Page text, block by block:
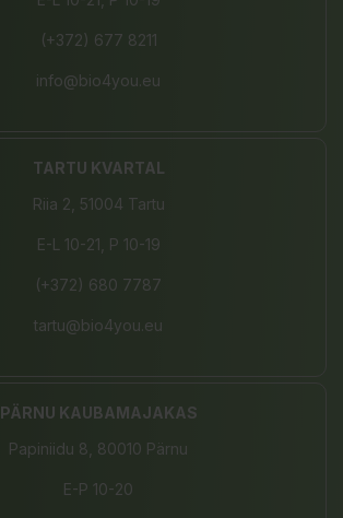
(+372) 677 8211
info@bio4you.eu
TARTU KVARTAL
Riia 2, 51004 Tartu
E-L 10-21, P 10-19
(+372) 680 7787
tartu@bio4you.eu
PÄRNU KAUBAMAJAKAS
Papiniidu 8, 80010 Pärnu
E-P 10-20